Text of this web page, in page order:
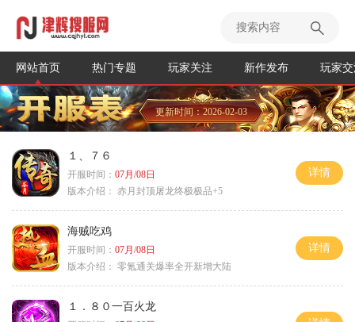
网站首页 热门专题 玩家关注 新作发布 玩家
更新时间：2026-02-03
１、７６
开服时间： 07月/08日
版本介绍： 赤月封顶屠龙终极极品+5
详情
海贼吃鸡
开服时间： 07月/08日
版本介绍： 零氪通关爆率全开新增大陆
详情
１．８０一百火龙